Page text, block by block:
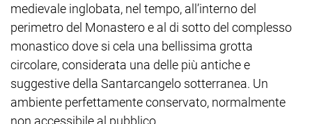
medievale inglobata, nel tempo, all’interno del
perimetro del Monastero e al di sotto del complesso
monastico dove si cela una bellissima grotta
circolare, considerata una delle più antiche e
suggestive della Santarcangelo sotterranea. Un
ambiente perfettamente conservato, normalmente
non accessibile al pubblico.